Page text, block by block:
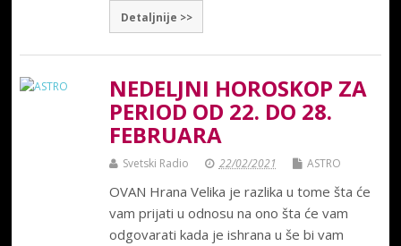
Detaljnije >>
NEDELJNI HOROSKOP ZA
PERIOD OD 22. DO 28.
FEBRUARA
Svetski Radio 22/02/2021 ASTRO
OVAN Hrana Velika je razlika u tome šta će
vam prijati u odnosu na ono šta će vam
odgovarati kada je ishrana u še bi vam